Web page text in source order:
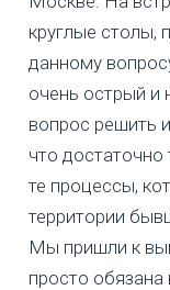
круглые столы,
данному
очень острый и
вопрос решить
что достаточно
те процессы,
территории
Мы пришли к
просто обязана